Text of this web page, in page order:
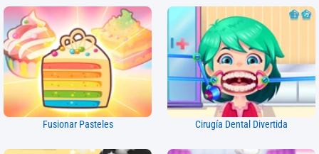
Fusionar Pasteles Cirugía Dental Divertida